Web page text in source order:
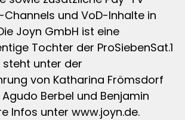
Channels und VoD-Inhalte in
Joyn GmbH ist eine
Tochter der ProSiebenSat.1
steht unter der
von Katharina Frömsdorf
Agudo Berbel und Benjamin
Infos unter www.joyn.de.